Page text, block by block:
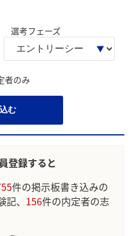
しましょう。
投稿を要約しています。実際
確認ください。
選考フェーズ
者のみ
む
登録すると
件の掲示板書き込みの
、 156件の内定者の志